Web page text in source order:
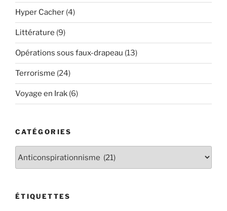
Hyper Cacher (4)
Littérature (9)
Opérations sous faux-drapeau (13)
Terrorisme (24)
Voyage en Irak (6)
CATÉGORIES
ÉTIQUETTES